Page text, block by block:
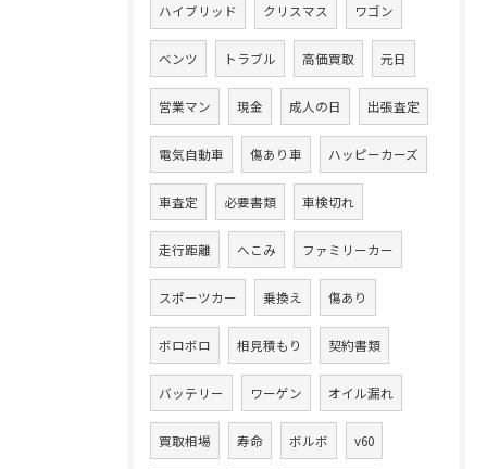
ハイブリッド クリスマス ワゴン
ベンツ トラブル 高価買取 元日
営業マン 現金 成人の日 出張査定
電気自動車 傷あり車 ハッピーカーズ
車査定 必要書類 車検切れ
走行距離 へこみ ファミリーカー
スポーツカー 乗換え 傷あり
ボロボロ 相見積もり 契約書類
バッテリー ワーゲン オイル漏れ
買取相場 寿命 ボルボ v60